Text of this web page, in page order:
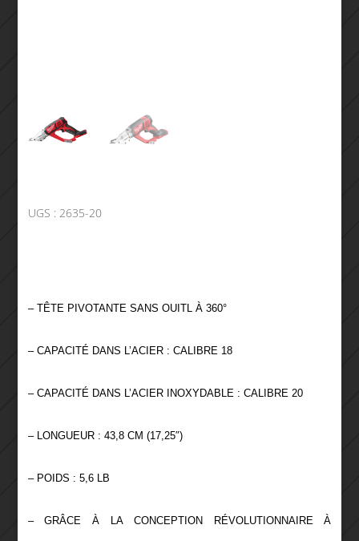
UGS : 2635-20
– TÊTE PIVOTANTE SANS OUITL À 360°
– CAPACITÉ DANS L’ACIER : CALIBRE 18
– CAPACITÉ DANS L’ACIER INOXYDABLE : CALIBRE 20
– LONGUEUR : 43,8 CM (17,25″)
– POIDS : 5,6 LB
– GRÂCE À LA CONCEPTION RÉVOLUTIONNAIRE À